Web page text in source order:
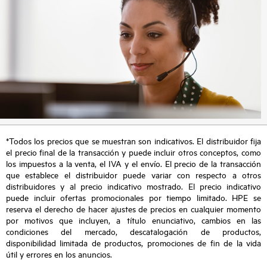
*Todos los precios que se muestran son indicativos. El distribuidor fija
el precio final de la transacción y puede incluir otros conceptos, como
los impuestos a la venta, el IVA y el envío. El precio de la transacción
que establece el distribuidor puede variar con respecto a otros
distribuidores y al precio indicativo mostrado. El precio indicativo
puede incluir ofertas promocionales por tiempo limitado. HPE se
reserva el derecho de hacer ajustes de precios en cualquier momento
por motivos que incluyen, a título enunciativo, cambios en las
condiciones del mercado, descatalogación de productos,
disponibilidad limitada de productos, promociones de fin de la vida
útil y errores en los anuncios.